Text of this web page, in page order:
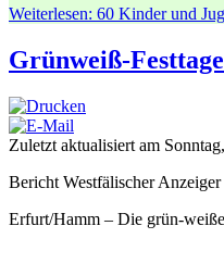
Weiterlesen: 60 Kinder und
Grünweiß-
Zuletzt aktualisiert am
Bericht Westfälischer Anzeiger
Erfurt/Hamm – Die grün-